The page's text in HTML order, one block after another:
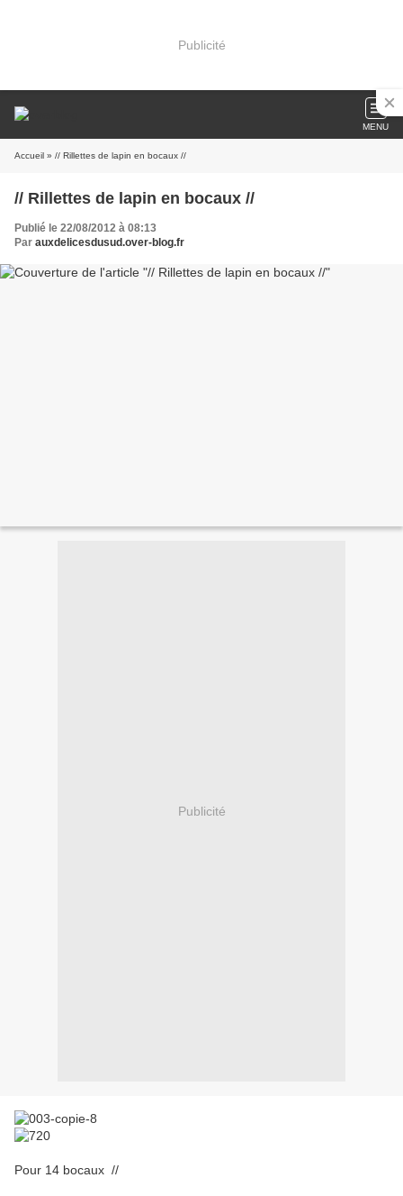
Publicité
MENU
Accueil » // Rillettes de lapin en bocaux //
// Rillettes de lapin en bocaux //
Publié le 22/08/2012 à 08:13
Par auxdelicesdusud.over-blog.fr
Publicité
Pour 14 bocaux //